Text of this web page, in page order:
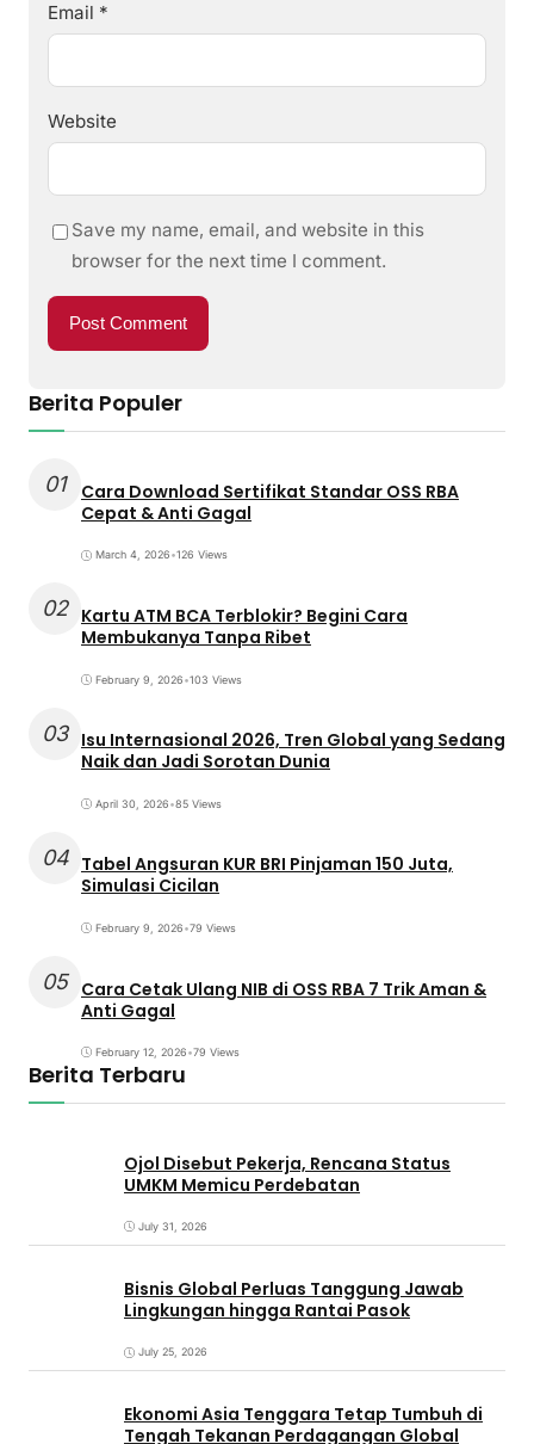
Email *
Website
Save my name, email, and website in this
browser for the next time I comment.
Berita Populer
01
Cara Download Sertifikat Standar OSS RBA
Cepat & Anti Gagal
March 4, 2026•126 Views
02 Kartu ATM BCA Terblokir? Begini Cara
Membukanya Tanpa Ribet
February 9, 2026•103 Views
03 Isu Internasional 2026, Tren Global yang Sedang
Naik dan Jadi Sorotan Dunia
April 30, 2026•85 Views
04 Tabel Angsuran KUR BRI Pinjaman 150 Juta,
Simulasi Cicilan
February 9, 2026•79 Views
05 Cara Cetak Ulang NIB di OSS RBA 7 Trik Aman &
Anti Gagal
February 12, 2026•79 Views
Berita Terbaru
Ojol Disebut Pekerja, Rencana Status
UMKM Memicu Perdebatan
July 31, 2026
Bisnis Global Perluas Tanggung Jawab
Lingkungan hingga Rantai Pasok
July 25, 2026
Ekonomi Asia Tenggara Tetap Tumbuh di
Tengah Tekanan Perdagangan Global